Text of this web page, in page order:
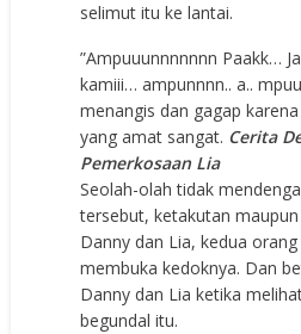
selimut itu ke lantai.
”Ampuuunnnnnnn Paakk…
kamiii… ampunnnn.. a..
menangis dan gagap
yang amat sangat. Cerita
Pemerkosaan Lia
Seolah-olah tidak
tersebut, ketakutan
Danny dan Lia, kedua
membuka kedoknya. Dan
Danny dan Lia ketika
begundal itu.